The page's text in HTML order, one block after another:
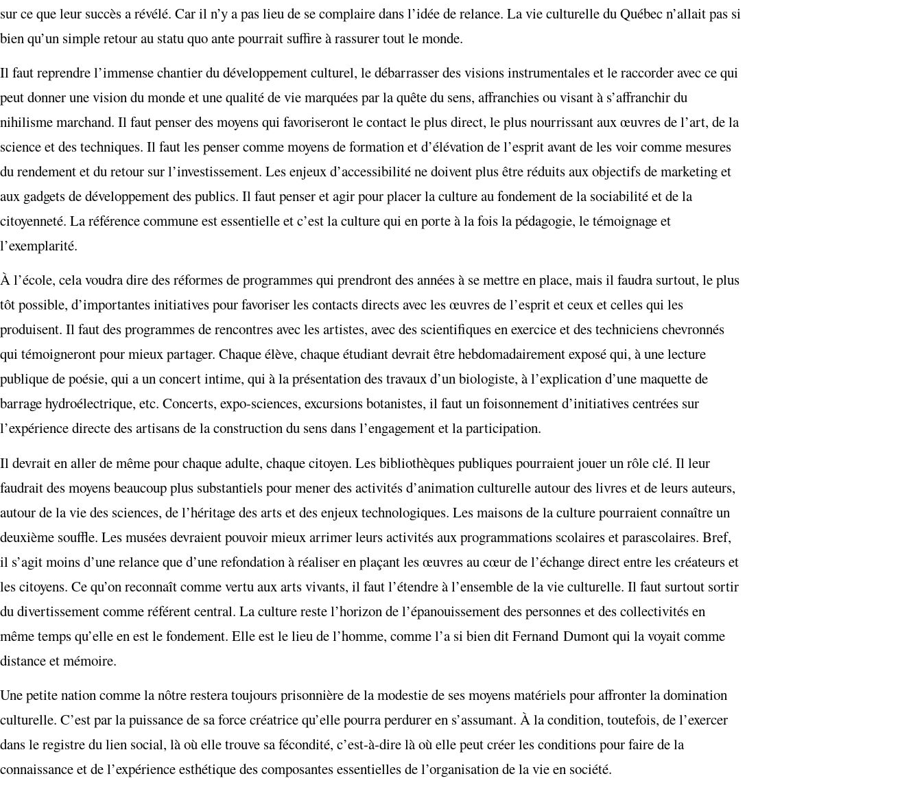
sur ce que leur succès a révélé. Car il n’y a pas lieu de se complaire dans l’idée de relance. La vie culturelle du Québec n’allait pas si
bien qu’un simple retour au statu quo ante pourrait suffire à rassurer tout le monde.
Il faut reprendre l’immense chantier du développement culturel, le débarrasser des visions instrumentales et le raccorder avec ce qui
peut donner une vision du monde et une qualité de vie marquées par la quête du sens, affranchies ou visant à s’affranchir du
nihilisme marchand. Il faut penser des moyens qui favoriseront le contact le plus direct, le plus nourrissant aux œuvres de l’art, de la
science et des techniques. Il faut les penser comme moyens de formation et d’élévation de l’esprit avant de les voir comme mesures
du rendement et du retour sur l’investissement. Les enjeux d’accessibilité ne doivent plus être réduits aux objectifs de marketing et
aux gadgets de développement des publics. Il faut penser et agir pour placer la culture au fondement de la sociabilité et de la
citoyenneté. La référence commune est essentielle et c’est la culture qui en porte à la fois la pédagogie, le témoignage et
l’exemplarité.
À l’école, cela voudra dire des réformes de programmes qui prendront des années à se mettre en place, mais il faudra surtout, le plus
tôt possible, d’importantes initiatives pour favoriser les contacts directs avec les œuvres de l’esprit et ceux et celles qui les
produisent. Il faut des programmes de rencontres avec les artistes, avec des scientifiques en exercice et des techniciens chevronnés
qui témoigneront pour mieux partager. Chaque élève, chaque étudiant devrait être hebdomadairement exposé qui, à une lecture
publique de poésie, qui a un concert intime, qui à la présentation des travaux d’un biologiste, à l’explication d’une maquette de
barrage hydroélectrique, etc. Concerts, expo-sciences, excursions botanistes, il faut un foisonnement d’initiatives centrées sur
l’expérience directe des artisans de la construction du sens dans l’engagement et la participation.
Il devrait en aller de même pour chaque adulte, chaque citoyen. Les bibliothèques publiques pourraient jouer un rôle clé. Il leur
faudrait des moyens beaucoup plus substantiels pour mener des activités d’animation culturelle autour des livres et de leurs auteurs,
autour de la vie des sciences, de l’héritage des arts et des enjeux technologiques. Les maisons de la culture pourraient connaître un
deuxième souffle. Les musées devraient pouvoir mieux arrimer leurs activités aux programmations scolaires et parascolaires. Bref,
il s’agit moins d’une relance que d’une refondation à réaliser en plaçant les œuvres au cœur de l’échange direct entre les créateurs et
les citoyens. Ce qu’on reconnaît comme vertu aux arts vivants, il faut l’étendre à l’ensemble de la vie culturelle. Il faut surtout sortir
du divertissement comme référent central. La culture reste l’horizon de l’épanouissement des personnes et des collectivités en
même temps qu’elle en est le fondement. Elle est le lieu de l’homme, comme l’a si bien dit Fernand Dumont qui la voyait comme
distance et mémoire.
Une petite nation comme la nôtre restera toujours prisonnière de la modestie de ses moyens matériels pour affronter la domination
culturelle. C’est par la puissance de sa force créatrice qu’elle pourra perdurer en s’assumant. À la condition, toutefois, de l’exercer
dans le registre du lien social, là où elle trouve sa fécondité, c’est-à-dire là où elle peut créer les conditions pour faire de la
connaissance et de l’expérience esthétique des composantes essentielles de l’organisation de la vie en société.